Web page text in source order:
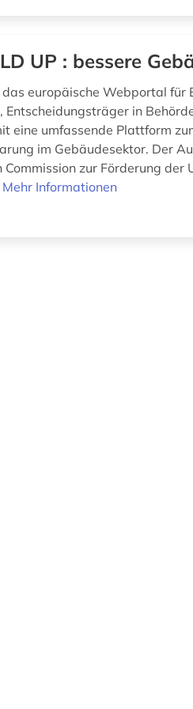
UP : bessere
das europäische Webportal für
Entscheidungsträger in
eine umfassende Plattform
im Gebäudesektor. Der
Commission zur Förderung
Mehr Informationen